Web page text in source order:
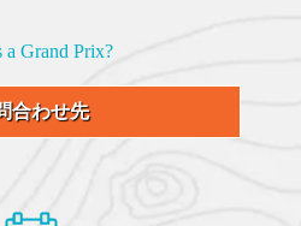
a Grand Prix?
合わせ先